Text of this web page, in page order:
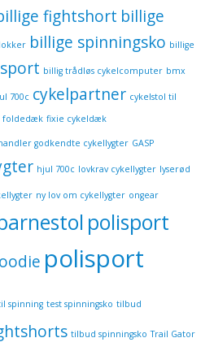
fightshort billige
billige spinningsko billige
billig trådløs cykelcomputer bmx
700c cykelpartner cykelstol til
foldedæk fixie cykeldæk
godkendte cykellygter GASP
hjul 700c lovkrav cykellygter lyserød
ny lov om cykellygter ongear
polisport
polisport
spinning test spinningsko tilbud
tilbud spinningsko Trail Gator